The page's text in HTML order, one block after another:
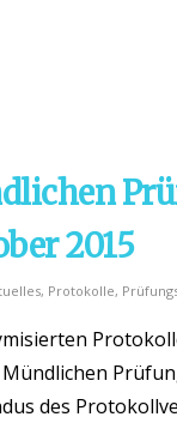
2015
, Protokolle,
des